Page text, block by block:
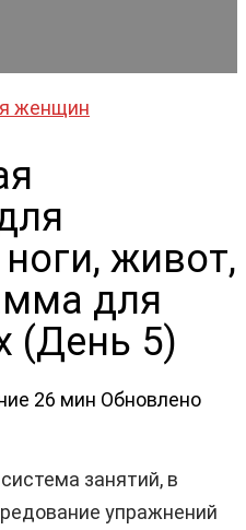
женщин
живот,
для
(День 5)
26 мин Обновлено
занятий, в
упражнений